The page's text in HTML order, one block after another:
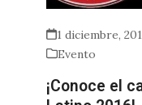
1 diciembre,
Evento
¡Conoce el